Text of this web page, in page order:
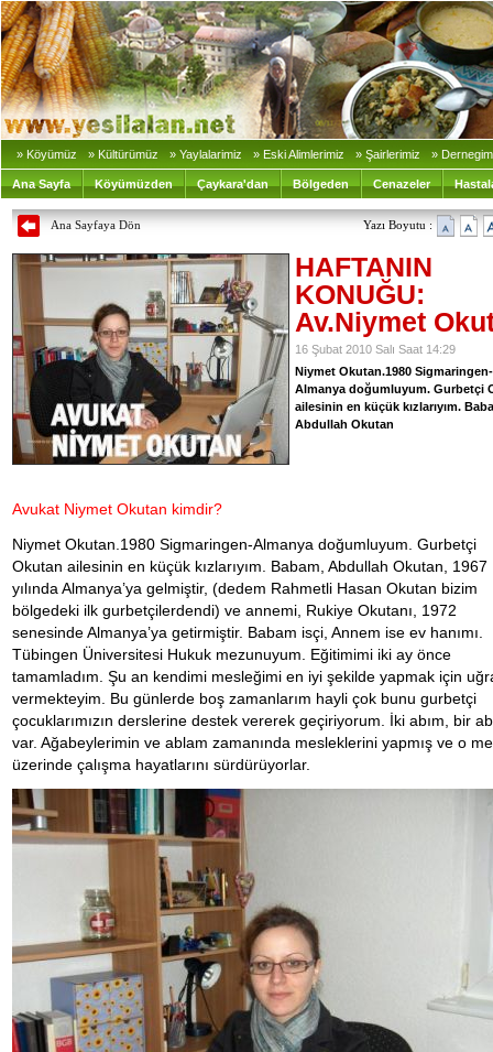
» Köyümüz » Kültürümüz » Yaylalarimiz » Eski Alimlerimiz » Şairlerimiz »
Ana Sayfa Köyümüzden Çaykara'dan Bölgeden Cenazeler
Ana Sayfaya Dön Yazı Boyutu :
HAFTANIN
KONUĞU:
Av.Niymet
16 Şubat 2010 Salı Saat 14:29
Niymet Okutan.1980 Sigmaringen-
Almanya doğumluyum. Gurbetçi
ailesinin en küçük kızlarıyım.
Abdullah Okutan
Avukat Niymet Okutan kimdir?
Niymet Okutan.1980 Sigmaringen-Almanya doğumluyum. Gurbetçi
Okutan ailesinin en küçük kızlarıyım. Babam, Abdullah Okutan, 1967
yılında Almanya’ya gelmiştir, (dedem Rahmetli Hasan Okutan bizim
bölgedeki ilk gurbetçilerdendi) ve annemi, Rukiye Okutanı, 1972
senesinde Almanya’ya getirmiştir. Babam isçi, Annem ise ev hanımı.
Tübingen Üniversitesi Hukuk mezunuyum. Eğitimimi iki ay önce
tamamladım. Şu an kendimi mesleğimi en iyi şekilde yapmak için
vermekteyim. Bu günlerde boş zamanlarım hayli çok bunu gurbetçi
çocuklarımızın derslerine destek vererek geçiriyorum. İki abım, bir
var. Ağabeylerimin ve ablam zamanında mesleklerini yapmış ve o
üzerinde çalışma hayatlarını sürdürüyorlar.